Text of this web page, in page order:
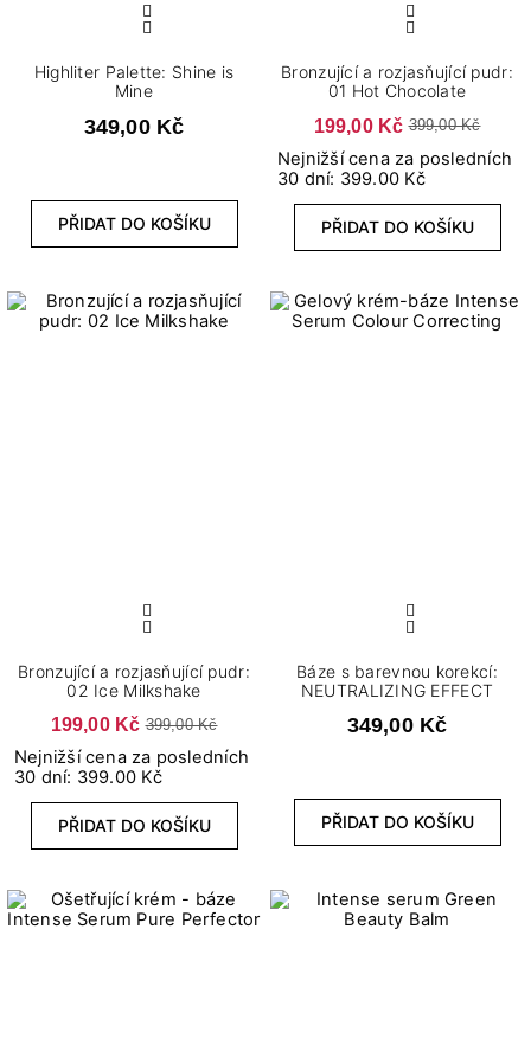
Highliter Palette: Shine is
Mine
349,00 Kč
PŘIDAT DO KOŠÍKU
Bronzující a rozjasňující pudr:
01 Hot Chocolate
199,00 Kč 399,00 Kč
Nejnižší cena za posledních
30 dní: 399.00 Kč
PŘIDAT DO KOŠÍKU
Bronzující a rozjasňující pudr:
02 Ice Milkshake
199,00 Kč 399,00 Kč
Nejnižší cena za posledních
30 dní: 399.00 Kč
PŘIDAT DO KOŠÍKU
Báze s barevnou korekcí:
NEUTRALIZING EFFECT
349,00 Kč
PŘIDAT DO KOŠÍKU